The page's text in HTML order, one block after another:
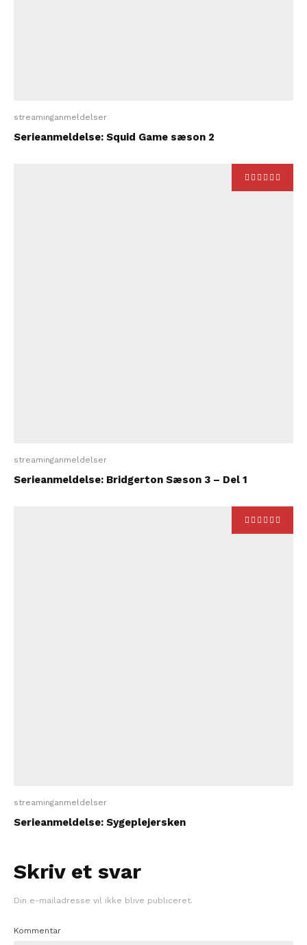
streaminganmeldelser
Serieanmeldelse: Squid Game sæson 2
streaminganmeldelser
Serieanmeldelse: Bridgerton Sæson 3 – Del 1
streaminganmeldelser
Serieanmeldelse: Sygeplejersken
Skriv et svar
Din e-mailadresse vil ikke blive publiceret.
Kommentar